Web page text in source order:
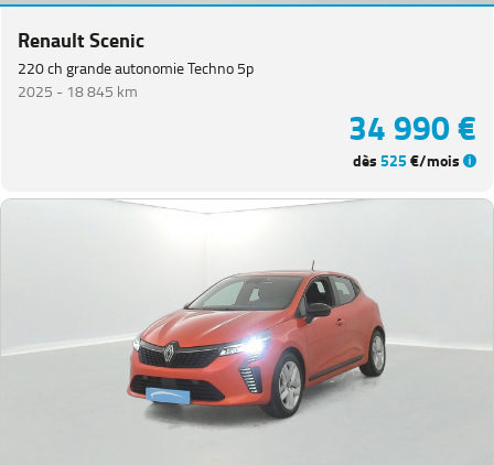
Renault Scenic
220 ch grande autonomie Techno 5p
2025 - 18 845 km
34 990 €
dès525€/mois